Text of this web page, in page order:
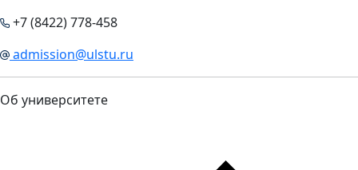
+7 (8422) 778-458
admission@ulstu.ru
Об университете